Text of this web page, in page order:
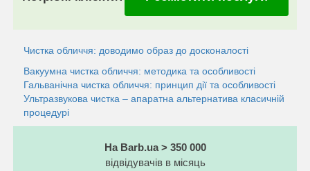
Чистка обличчя: доводимо образ до досконалості
Вакуумна чистка обличчя: методика та особливостi
Гальванічна чистка обличчя: принцип дії та особливості
Ультразвукова чистка – апаратна альтернатива класичній
процедурі
На Barb.ua > 350 000
відвідувачів в місяць